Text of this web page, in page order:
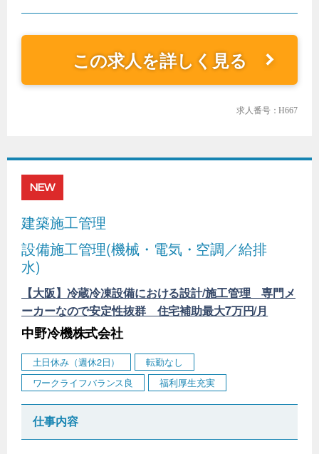
この求人を詳しく見る
求人番号：H667
NEW
建築施工管理
設備施工管理(機械・電気・空調／給排
水)
【大阪】冷蔵冷凍設備における設計/施工管理 専門メ
ーカーなので安定性抜群 住宅補助最大7万円/月
中野冷機株式会社
土日休み（週休2日）
転勤なし
ワークライフバランス良
福利厚生充実
仕事内容